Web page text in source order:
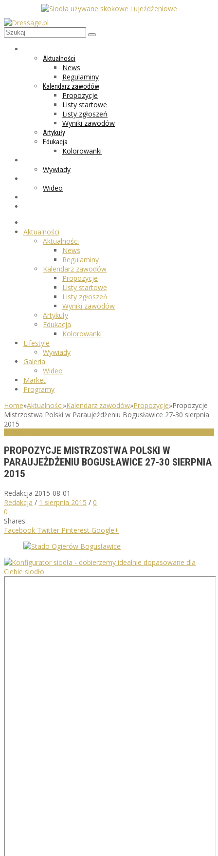
Aktualności
News
Regulaminy
Kalendarz zawodów
Propozycje
Listy startowe
Listy zgłoszeń
Wyniki zawodów
Artykuły
Edukacja
Kolorowanki
Wywiady
Wideo
Aktualności
Aktualności
News
Regulaminy
Kalendarz zawodów
Propozycje
Listy startowe
Listy zgłoszeń
Wyniki zawodów
Artykuły
Edukacja
Kolorowanki
Lifestyle
Wywiady
Galeria
Wideo
Market
Programy
Home»Aktualności»Kalendarz zawodów»Propozycje»Propozycje
Mistrzostwa Polski w Paraujeżdżeniu Bogusławice 27-30 sierpnia
2015
PROPOZYCJE MISTRZOSTWA POLSKI W
PARAUJEŻDŻENIU BOGUSŁAWICE 27-30 SIERPNIA
2015
Redakcja 2015-08-01
Redakcja / 1 sierpnia 2015 / 0
0
Shares
Facebook Twitter Pinterest Google+